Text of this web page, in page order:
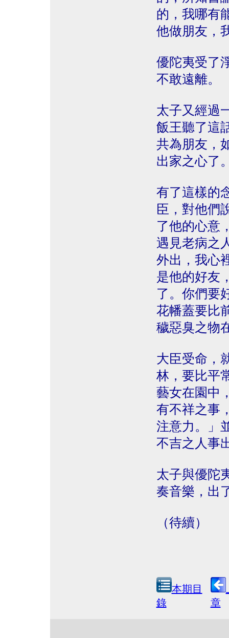
的，我哪有
他做朋友，
優陀夷受了
不敢遠離。
太子又經過
飯王聽了這
共為朋友，
出家之心了
有了這樣的
臣，對他們
了他的心意
遇見老病之
外出，我心
是他的好友
了。你們要
花幡蓋要比
穢惡臭之物
大臣受命，
林，要比平
藝女在園中
有不祥之事
注意力。」
不吉之人事
太子與優陀
奏音樂，出
（待續）
本期目
錄
章